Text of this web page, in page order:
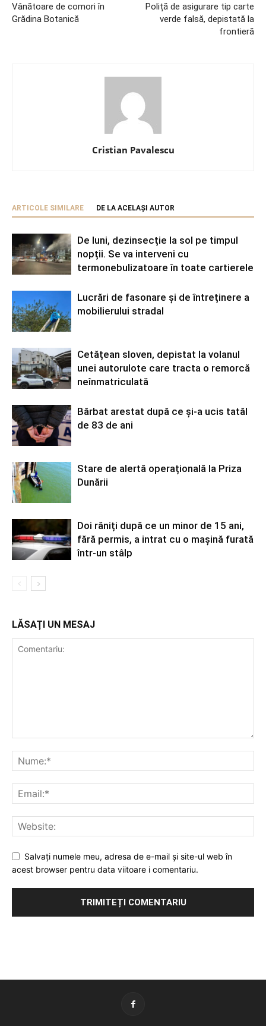
Vânătoare de comori în
Grădina Botanică
Poliță de asigurare tip carte
verde falsă, depistată la
frontieră
Cristian Pavalescu
ARTICOLE SIMILARE DE LA ACELAȘI AUTOR
De luni, dezinsecție la sol pe timpul
nopții. Se va interveni cu
termonebulizatoare în toate cartierele
Lucrări de fasonare și de întreținere a
mobilierului stradal
Cetățean sloven, depistat la volanul
unei autorulote care tracta o remorcă
neînmatriculată
Bărbat arestat după ce și-a ucis tatăl
de 83 de ani
Stare de alertă operațională la Priza
Dunării
Doi răniți după ce un minor de 15 ani,
fără permis, a intrat cu o mașină furată
într-un stâlp
LĂSAȚI UN MESAJ
Salvați numele meu, adresa de e-mail și site-ul web în
acest browser pentru data viitoare i comentariu.